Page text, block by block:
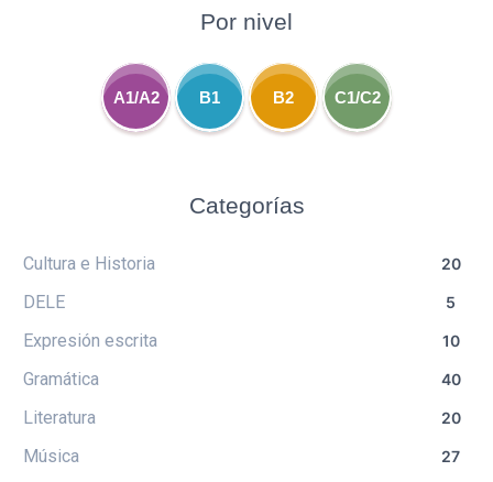
Por nivel
A1/A2 B1 B2 C1/C2
Categorías
Cultura e Historia 20
DELE 5
Expresión escrita 10
Gramática 40
Literatura 20
Música 27